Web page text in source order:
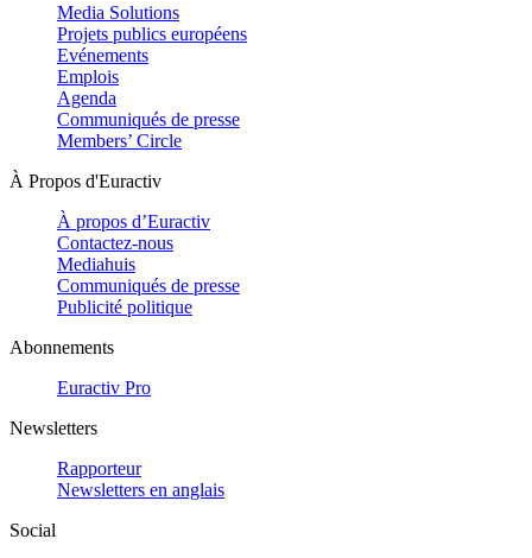
Media Solutions
Projets publics européens
Evénements
Emplois
Agenda
Communiqués de presse
Members’ Circle
À Propos d'Euractiv
À propos d’Euractiv
Contactez-nous
Mediahuis
Communiqués de presse
Publicité politique
Abonnements
Euractiv Pro
Newsletters
Rapporteur
Newsletters en anglais
Social